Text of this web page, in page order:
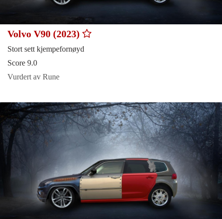
Volvo V90 (2023)
Stort sett kjempefornøyd
Score 9.0
Vurdert av Rune